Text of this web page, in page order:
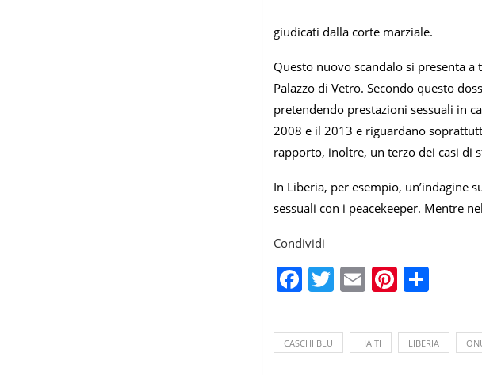
giudicati dalla corte marziale.
Questo nuovo scandalo si presenta
Palazzo di Vetro. Secondo questo
pretendendo prestazioni sessuali in
2008 e il 2013 e riguardano
rapporto, inoltre, un terzo dei casi di
In Liberia, per esempio, un’indagine
sessuali con i peacekeeper. Mentre
Condividi
Facebook
Twitter
Email
CASCHI BLU HAITI LIBERIA